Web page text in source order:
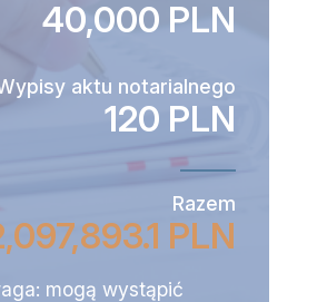
40,000 PLN
aktu notarialnego
120 PLN
Razem
PLN
mogą wystąpić